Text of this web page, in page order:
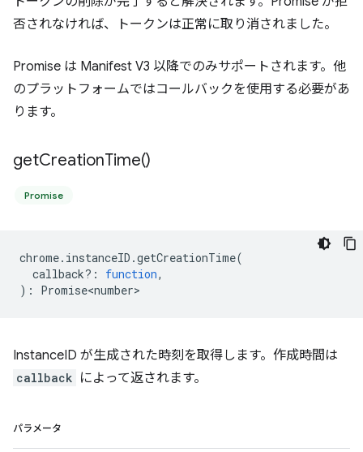
否されなければ、トークンは正常に取り消されました。
Promise は Manifest V3 以降でのみサポートされます。他
のプラットフォームではコールバックを使用する必要があ
ります。
getCreationTime()
Promise
chrome. instanceID .getCreationTime(
callback? : function,
) : Promise<number>
InstanceID が生成された時刻を取得します。作成時間は
callback によって返されます。
パラメータ